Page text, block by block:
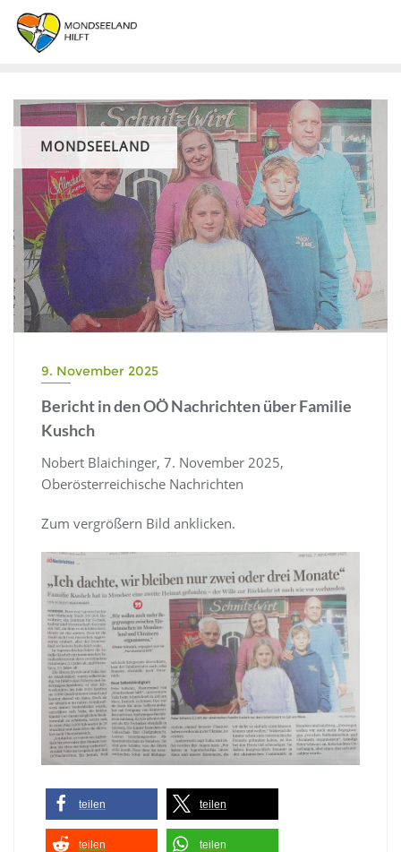
MONDSEELAND
9. November 2025
Bericht in den OÖ Nachrichten über Familie
Kushch
Nobert Blaichinger, 7. November 2025,
Oberösterreichische Nachrichten
Zum vergrößern Bild anklicken.
teilen teilen
teilen teilen